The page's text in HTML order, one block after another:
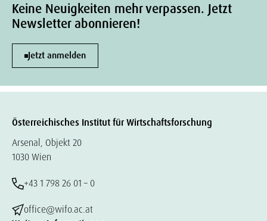
Keine Neuigkeiten mehr verpassen. Jetzt
Newsletter abonnieren!
Jetzt anmelden
Österreichisches Institut für Wirtschaftsforschung
Arsenal, Objekt 20
1030 Wien
+43 1 798 26 01 – 0
office@wifo.ac.at